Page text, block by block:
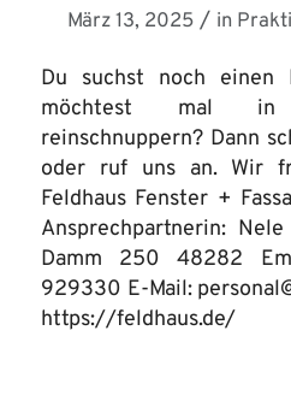
März 13, 2025 / in
Du suchst noch einen
möchtest mal in
reinschnuppern? Dann
oder ruf uns an. Wir
Feldhaus Fenster +
Ansprechpartnerin:
Damm 250 48282
929330 E-Mail:
https://feldhaus.de/